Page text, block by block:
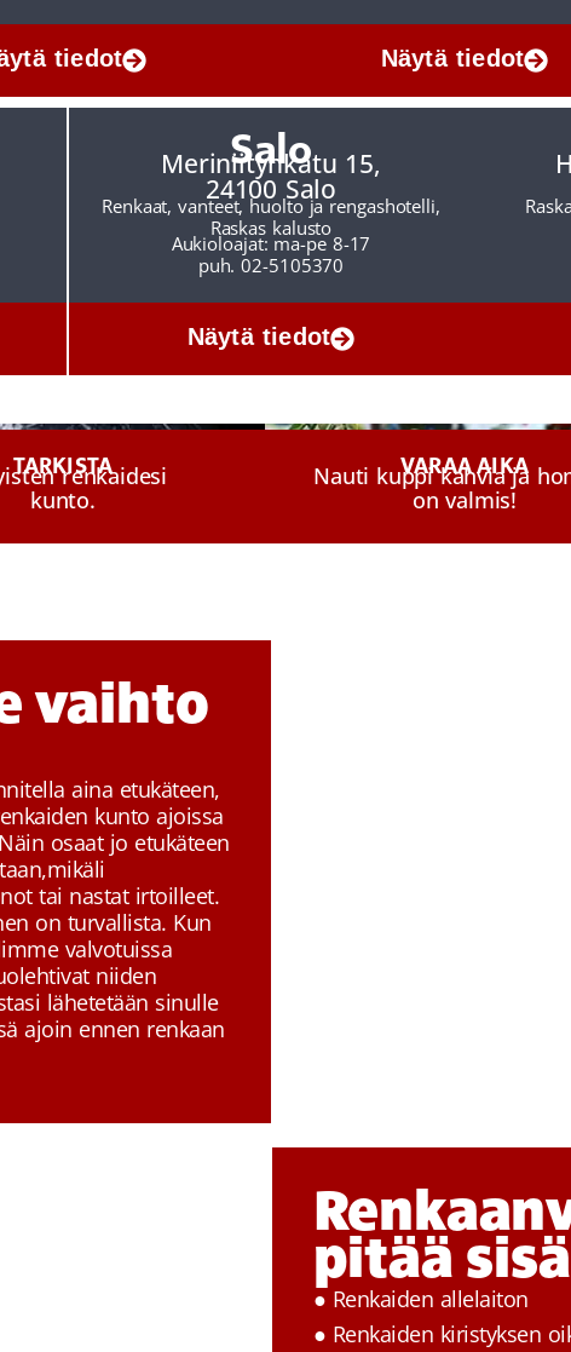
tiedot Näytä tiedot
Salo
Meriniitynkatu 15,
24100 Salo
Renkaat, vanteet, huolto ja rengashotelli,
Raskas kalusto
Aukioloajat: ma-pe 8-17
puh. 02-5105370
Näytä tiedot
TARKISTArenkaidesi
kunto.
VARAA AIKA
Nauti kuppi kahvia ja
on valmis!
vaihto
aina etukäteen,
kunto ajoissa
osaat jo etukäteen
tai nastat irtoilleet.
on turvallista. Kun
valvotuissa
niiden
lähetetään sinulle
ajoin ennen renkaan
pitää
● Renkaiden allelaiton
● Renkaiden kiristyksen